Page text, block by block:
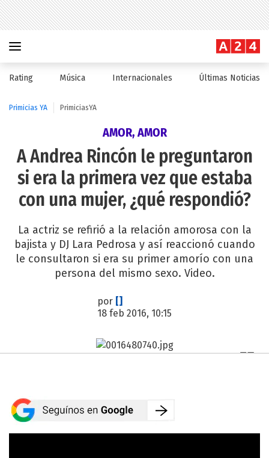
Rating Música Internacionales Últimas Noticias
Primicias YA PrimiciasYA
AMOR, AMOR
A Andrea Rincón le preguntaron
si era la primera vez que estaba
con una mujer, ¿qué respondió?
La actriz se refirió a la relación amorosa con la
bajista y DJ Lara Pedrosa y así reaccionó cuando
le consultaron si era su primer amorío con una
persona del mismo sexo. Video.
por []
18 feb 2016, 10:15